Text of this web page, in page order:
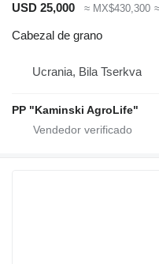
USD 25,000
≈ MX$430,300
Cabezal de grano
Ucrania, Bila Tserkva
PP "Kaminski AgroLife"